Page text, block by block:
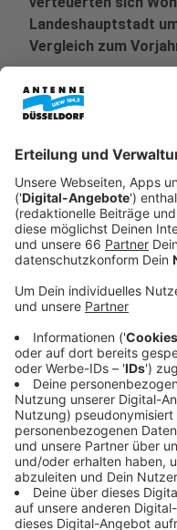
Landeshauptstadt
Vergleich zum
Damit liegt Düsseldorf
deutschen
gestiegen sind.
Mieten und
Anzeige
Nicht nur die
steigen in Düsseldorf
Neuvertragsmieten in
betroffen: Hier gab es
Prozent, während der